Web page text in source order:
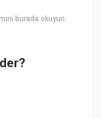
burada okuyun: